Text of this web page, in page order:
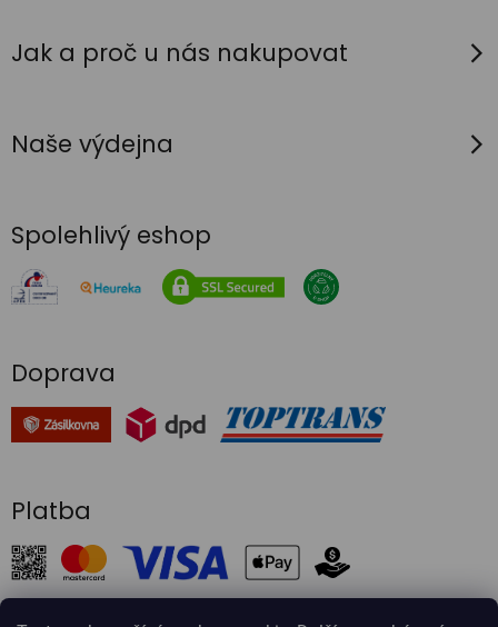
y
v
Jak a proč u nás nakupovat
Naše výdejna
Spolehlivý eshop
Doprava
Platba